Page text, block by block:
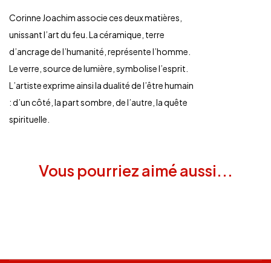
Corinne Joachim associe ces deux matières,
unissant l’art du feu. La céramique, terre
d’ancrage de l’humanité, représente l’homme.
Le verre, source de lumière, symbolise l’esprit.
L’artiste exprime ainsi la dualité de l’être humain
: d’un côté, la part sombre, de l’autre, la quête
spirituelle.
Vous pourriez aimé aussi...